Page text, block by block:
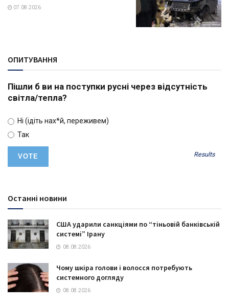
07.08.2026
ОПИТУВАННЯ
Пішли б ви на поступки русні через відсутність
світла/тепла?
Ні (ідіть нах*й, переживем)
Так
Results
Останні новини
США ударили санкціями по “тіньовій банківській
системі” Ірану
08.08.2026
Чому шкіра голови і волосся потребують
системного догляду
08.08.2026